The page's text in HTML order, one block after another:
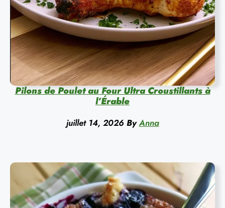
Pilons de Poulet au Four Ultra Croustillants à
l’Érable
juillet 14, 2026 By Anna